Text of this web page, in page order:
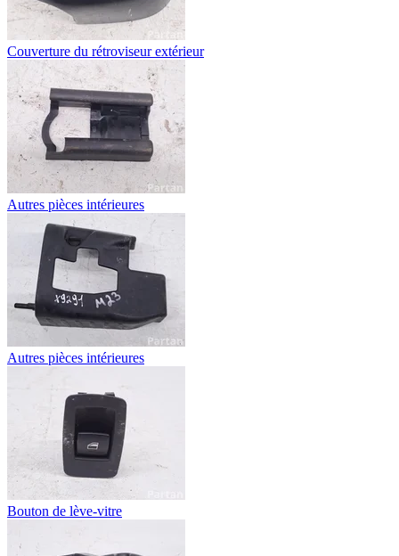
Couverture du rétroviseur extérieur
Autres pièces intérieures
Autres pièces intérieures
Bouton de lève-vitre